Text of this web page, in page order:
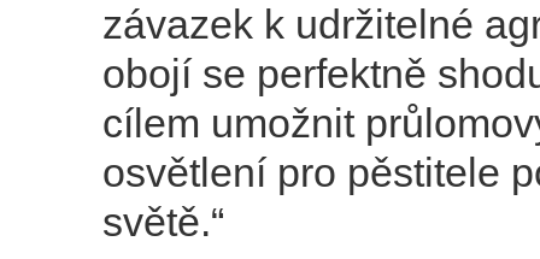
závazek k udržitelné
obojí se perfektně
cílem umožnit
osvětlení pro pěstitele
světě.“